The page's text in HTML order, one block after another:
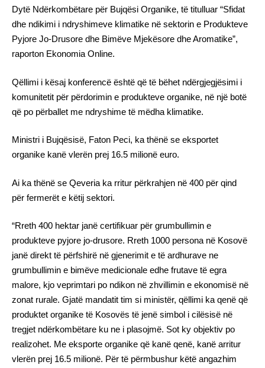
Dytë Ndërkombëtare për Bujqësi Organike, të titulluar “Sfidat
dhe ndikimi i ndryshimeve klimatike në sektorin e Produkteve
Pyjore Jo-Drusore dhe Bimëve Mjekësore dhe Aromatike”,
raporton Ekonomia Online.
Qëllimi i kësaj konferencë është që të bëhet ndërgjegjësimi i
komunitetit për përdorimin e produkteve organike, në një botë
që po përballet me ndryshime të mëdha klimatike.
Ministri i Bujqësisë, Faton Peci, ka thënë se eksportet
organike kanë vlerën prej 16.5 milionë euro.
Ai ka thënë se Qeveria ka rritur përkrahjen në 400 për qind
për fermerët e këtij sektori.
“Rreth 400 hektar janë certifikuar për grumbullimin e
produkteve pyjore jo-drusore. Rreth 1000 persona në Kosovë
janë direkt të përfshirë në gjenerimit e të ardhurave ne
grumbullimin e bimëve medicionale edhe frutave të egra
malore, kjo veprimtari po ndikon në zhvillimin e ekonomisë në
zonat rurale. Gjatë mandatit tim si ministër, qëllimi ka qenë që
produktet organike të Kosovës të jenë simbol i cilësisë në
tregjet ndërkombëtare ku ne i plasojmë. Sot ky objektiv po
realizohet. Me eksporte organike që kanë qenë, kanë arritur
vlerën prej 16.5 milionë. Për të përmbushur këtë angazhim